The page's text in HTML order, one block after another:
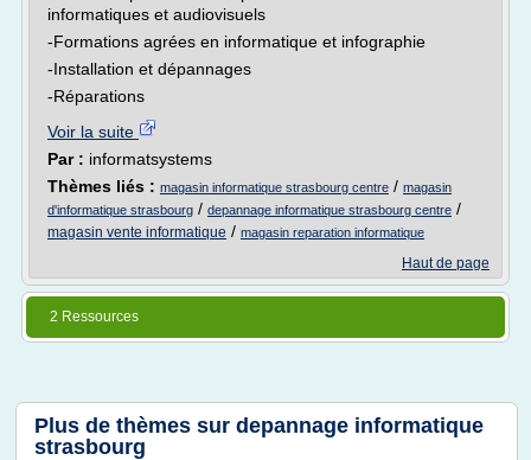
informatiques et audiovisuels
-Formations agrées en informatique et infographie
-Installation et dépannages
-Réparations
Voir la suite
Par : informatsystems
Thèmes liés : magasin informatique strasbourg centre / magasin
d'informatique strasbourg / depannage informatique strasbourg centre /
magasin vente informatique / magasin reparation informatique
Haut de page
2 Ressources
Plus de thèmes sur depannage informatique
strasbourg